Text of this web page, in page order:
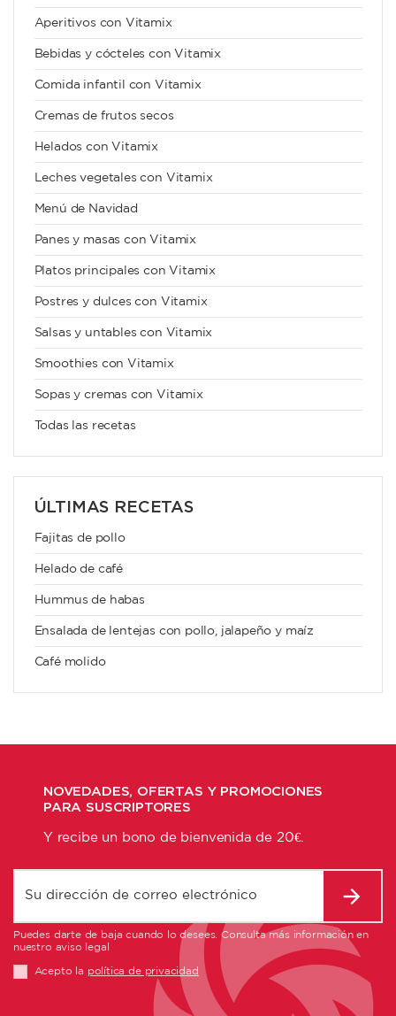
Aperitivos con Vitamix
Bebidas y cócteles con Vitamix
Comida infantil con Vitamix
Cremas de frutos secos
Helados con Vitamix
Leches vegetales con Vitamix
Menú de Navidad
Panes y masas con Vitamix
Platos principales con Vitamix
Postres y dulces con Vitamix
Salsas y untables con Vitamix
Smoothies con Vitamix
Sopas y cremas con Vitamix
Todas las recetas
ÚLTIMAS RECETAS
Fajitas de pollo
Helado de café
Hummus de habas
Ensalada de lentejas con pollo, jalapeño y maíz
Café molido
NOVEDADES, OFERTAS Y PROMOCIONES
PARA SUSCRIPTORES
Y recibe un bono de bienvenida de 20€.
Puedes darte de baja cuando lo desees. Consulta más información en
nuestro aviso legal
Acepto la política de privacidad